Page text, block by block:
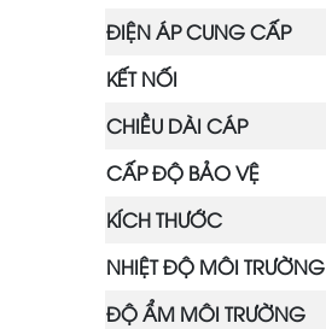
ĐIỆN ÁP CUNG CẤP
KẾT NỐI
CHIỀU DÀI CÁP
CẤP ĐỘ BẢO VỆ
KÍCH THƯỚC
NHIỆT ĐỘ MÔI TRƯỜNG
ĐỘ ẨM MÔI TRƯỜNG